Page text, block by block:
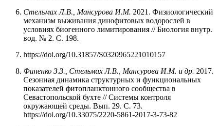
Стельмах Л.В., Мансурова И.М. 2021. Физиологический
механизм выживания динофитовых водорослей в
условиях биогенного лимитирования // Биология внутр.
вод. № 2. С. 198.
https://doi.org/10.31857/S0320965221010157
Финенко З.З., Стельмах Л.В., Мансурова И.М. и др. 2017.
Сезонная динамика структурных и функциональных
показателей фитопланктонного сообщества в
Cевастопольской бухте // Системы контроля
окружающей среды. Вып. 29. С. 73.
https://doi.org/10.33075/2220-5861-2017-3-73-82